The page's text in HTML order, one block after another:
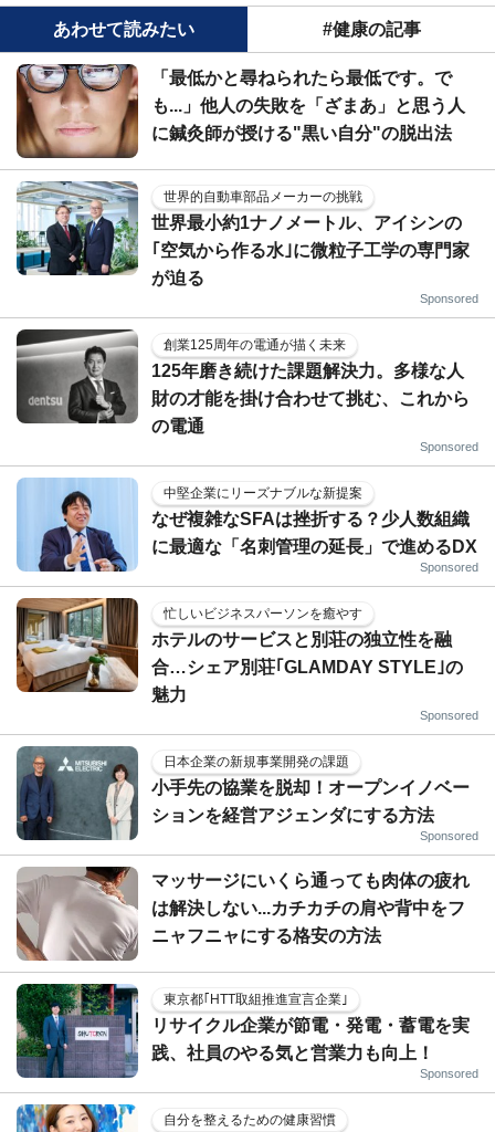
あわせて読みたい #健康の記事
「最低かと尋ねられたら最低です。で
も...」他人の失敗を「ざまあ」と思う人
に鍼灸師が授ける"黒い自分"の脱出法
世界的自動車部品メーカーの挑戦
世界最小約1ナノメートル、アイシンの
｢空気から作る水｣に微粒子工学の専門家
が迫る
Sponsored
創業125周年の電通が描く未来
125年磨き続けた課題解決力。多様な人
財の才能を掛け合わせて挑む、これから
の電通
Sponsored
中堅企業にリーズナブルな新提案
なぜ複雑なSFAは挫折する？少人数組織
に最適な「名刺管理の延長」で進めるDX
Sponsored
忙しいビジネスパーソンを癒やす
ホテルのサービスと別荘の独立性を融
合…シェア別荘｢GLAMDAY STYLE｣の
魅力
Sponsored
日本企業の新規事業開発の課題
小手先の協業を脱却！オープンイノベー
ションを経営アジェンダにする方法
Sponsored
マッサージにいくら通っても肉体の疲れ
は解決しない...カチカチの肩や背中をフ
ニャフニャにする格安の方法
東京都｢HTT取組推進宣言企業｣
リサイクル企業が節電・発電・蓄電を実
践、社員のやる気と営業力も向上！
Sponsored
自分を整えるための健康習慣